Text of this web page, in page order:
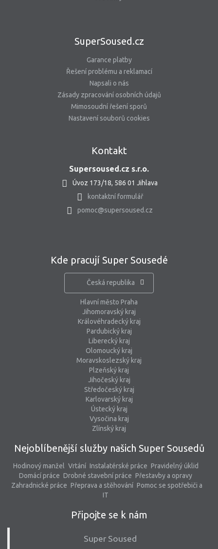
SuperSoused.cz
Garance platby
Řešení problému a reklamací
Napsali o nás
Zásady zpracování osobních údajů
Mimosoudní řešení sporů
Nastavení souborů cookies
Kontakt
Supersoused.cz s.r.o.
Úvoz 173/18, 586 01 Jihlava
kontaktní formulář
pomoc@supersoused.cz
Kde pracují Super Sousedé
Česká republika
Hlavní město Praha
Jihomoravský kraj
Královéhradecký kraj
Pardubický kraj
Liberecký kraj
Olomoucký kraj
Moravskoslezský kraj
Plzeňský kraj
Jihočeský kraj
Středočeský kraj
Karlovarský kraj
Ústecký kraj
Vysočina kraj
Zlínský kraj
Nejoblíbenější služby našich Super Sousedů
Hodinový manžel Vrtání Instalatérské práce Pravidelný úklid
Domácí práce Drobné stavební práce Přestavby a opravy
Zahradnické práce Přeprava a stěhování Pomoc se spotřebiči a
IT
Připojte se k nám
Super Soused